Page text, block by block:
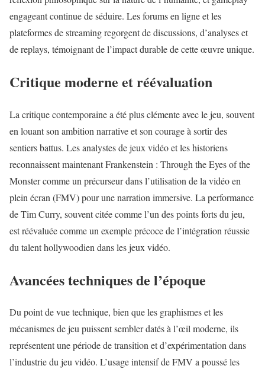
engageant continue de séduire. Les forums en ligne et les
plateformes de streaming regorgent de discussions, d’analyses et
de replays, témoignant de l’impact durable de cette œuvre unique.
Critique moderne et réévaluation
La critique contemporaine a été plus clémente avec le jeu, souvent
en louant son ambition narrative et son courage à sortir des
sentiers battus. Les analystes de jeux vidéo et les historiens
reconnaissent maintenant Frankenstein : Through the Eyes of the
Monster comme un précurseur dans l’utilisation de la vidéo en
plein écran (FMV) pour une narration immersive. La performance
de Tim Curry, souvent citée comme l’un des points forts du jeu,
est réévaluée comme un exemple précoce de l’intégration réussie
du talent hollywoodien dans les jeux vidéo.
Avancées techniques de l’époque
Du point de vue technique, bien que les graphismes et les
mécanismes de jeu puissent sembler datés à l’œil moderne, ils
représentent une période de transition et d’expérimentation dans
l’industrie du jeu vidéo. L’usage intensif de FMV a poussé les